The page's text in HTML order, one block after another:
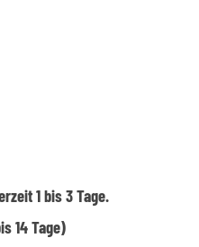
1 bis 3 Tage.
14 Tage)